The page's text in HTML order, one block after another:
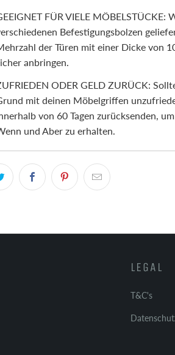
FÜR VIELE MÖBELSTÜCKE:
Befestigungsbolzen
der Türen mit einer Dicke von
anbringen.
ODER GELD ZURÜCK:
mit deinen Möbelgriffen
von 60 Tagen zurücksenden,
und Aber zu erhalten.
LEGAL
T&C's